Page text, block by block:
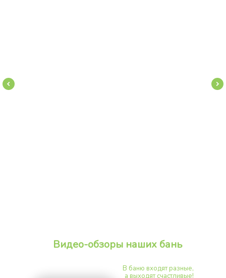
Видео-обзоры наших бань
В баню входят разные,
а выходят счастливые!